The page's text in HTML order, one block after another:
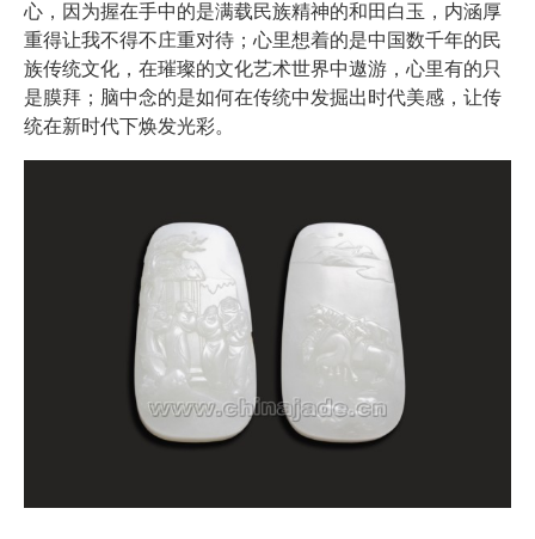
心，因为握在手中的是满载民族精神的和田白玉，内涵厚
重得让我不得不庄重对待；心里想着的是中国数千年的民
族传统文化，在璀璨的文化艺术世界中遨游，心里有的只
是膜拜；脑中念的是如何在传统中发掘出时代美感，让传
统在新时代下焕发光彩。